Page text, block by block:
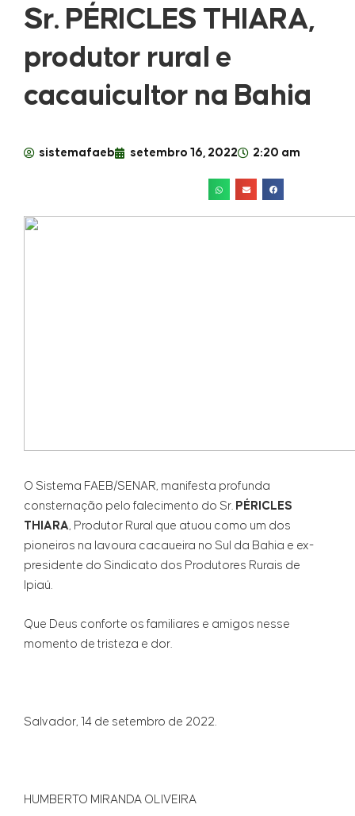
Sr. PÉRICLES THIARA,
produtor rural e
cacauicultor na Bahia
sistemafaeb setembro 16, 2022 2:20 am
O Sistema FAEB/SENAR, manifesta profunda
consternação pelo falecimento do Sr. PÉRICLES
THIARA, Produtor Rural que atuou como um dos
pioneiros na lavoura cacaueira no Sul da Bahia e ex-
presidente do Sindicato dos Produtores Rurais de
Ipiaú.
Que Deus conforte os familiares e amigos nesse
momento de tristeza e dor.
Salvador, 14 de setembro de 2022.
HUMBERTO MIRANDA OLIVEIRA